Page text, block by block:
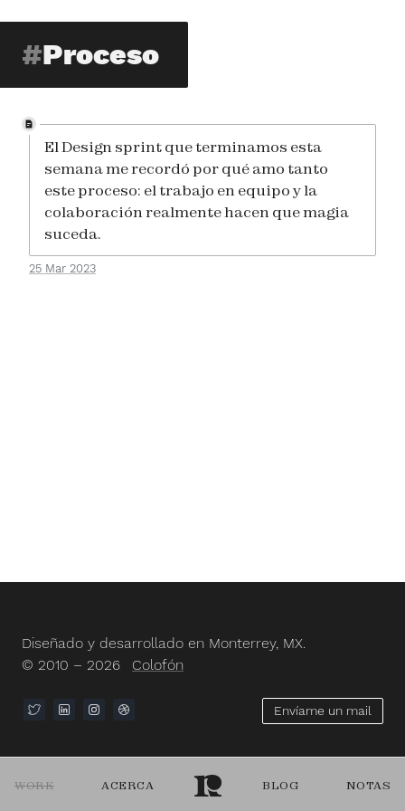
WORK ACERCA BLOG NOTAS
Proceso
El Design sprint que terminamos esta
semana me recordó por qué amo tanto
este proceso: el trabajo en equipo y la
colaboración realmente hacen que magia
suceda.
25 Mar 2023
Diseñado y desarrollado en Monterrey, MX.
© 2010 – 2026
Colofón
Envíame un mail